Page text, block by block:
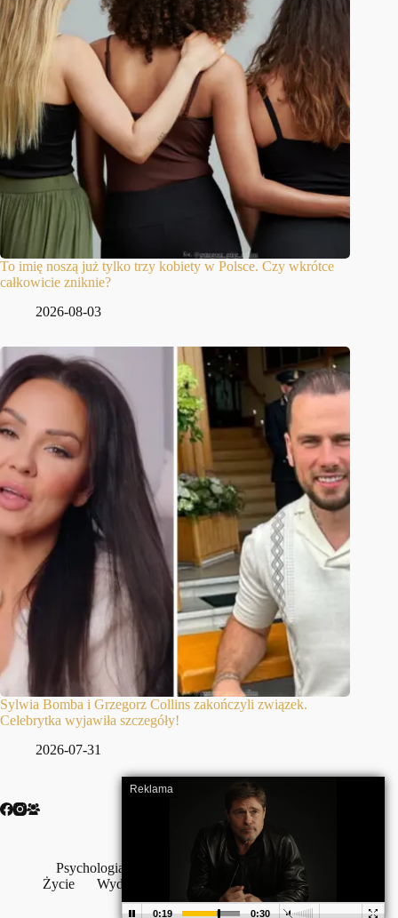
To imię noszą już tylko trzy kobiety w Polsce. Czy wkrótce
całkowicie zniknie?
2026-08-03
Sylwia Bomba i Grzegorz Collins zakończyli związek.
Celebrytka wyjawiła szczegóły!
2026-07-31
Psychologia Wojna
Wolność
Życie
Wydarzenia Wywiady
Z życia wzięte
Zdrowie
Terms & Services|Privacy